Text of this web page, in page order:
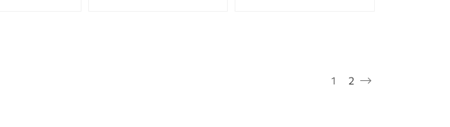
Текущая страница
1 Страница
2